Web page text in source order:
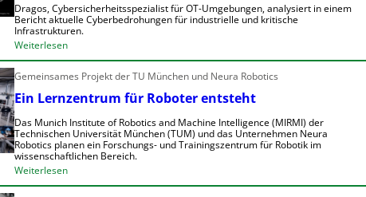
r
w
ü
r
f
e
g
e
n
n
a
l
i
r
e
c
t
o
r
t
A
n
g
r
e
f
e
Dragos, Cybersicherheitsspezialist für OT-Umgebungen, analysiert in einem
Bericht aktuelle Cyberbedrohungen für industrielle und kritische
Infrastrukturen.
Weiterlesen:
W
i
e
n
g
r
e
Gemeinsames Projekt der TU München und Neura Robotics
Ein Lernzentrum für Roboter entsteht
Das Munich Institute of Robotics and Machine Intelligence (MIRMI) der
Technischen Universität München (TUM) und das Unternehmen Neura
Robotics planen ein Forschungs- und Trainingszentrum für Robotik im
wissenschaftlichen Bereich.
Weiterlesen:
E